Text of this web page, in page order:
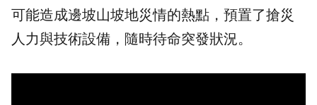
可能造成邊坡山坡地災情的熱點，預置了搶災
人力與技術設備，隨時待命突發狀況。